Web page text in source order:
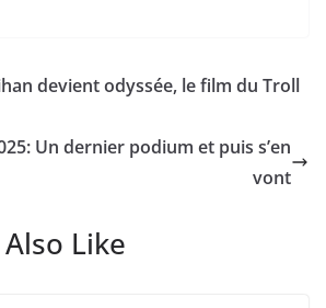
devient odyssée, le film du Troll
Un dernier podium et puis s’en
vont
Like